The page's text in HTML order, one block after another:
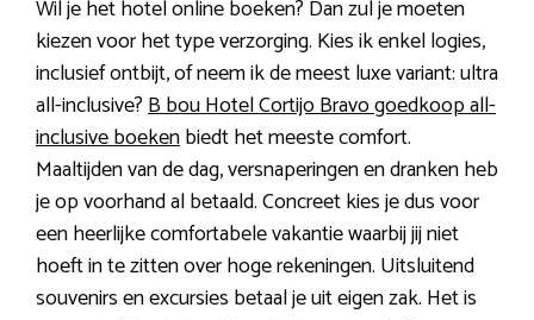
Wil je het hotel online boeken? Dan zul je moeten
kiezen voor het type verzorging. Kies ik enkel logies,
inclusief ontbijt, of neem ik de meest luxe variant: ultra
all-inclusive?B bou Hotel Cortijo Bravo goedkoop all-
inclusive boekenbiedt het meeste comfort.
Maaltijden van de dag, versnaperingen en dranken heb
je op voorhand al betaald. Concreet kies je dus voor
een heerlijke comfortabele vakantie waarbij jij niet
hoeft in te zitten over hoge rekeningen. Uitsluitend
souvenirs en excursies betaal je uit eigen zak. Het is